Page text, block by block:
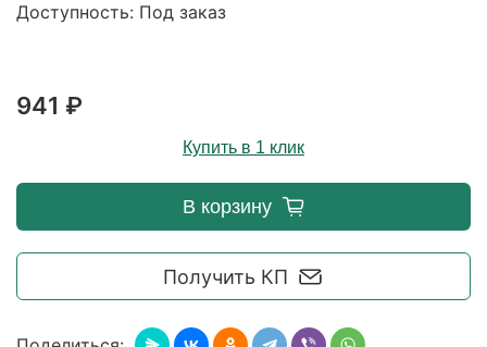
Доступность: Под заказ
941 ₽
Купить в 1 клик
Получить КП
В корзину